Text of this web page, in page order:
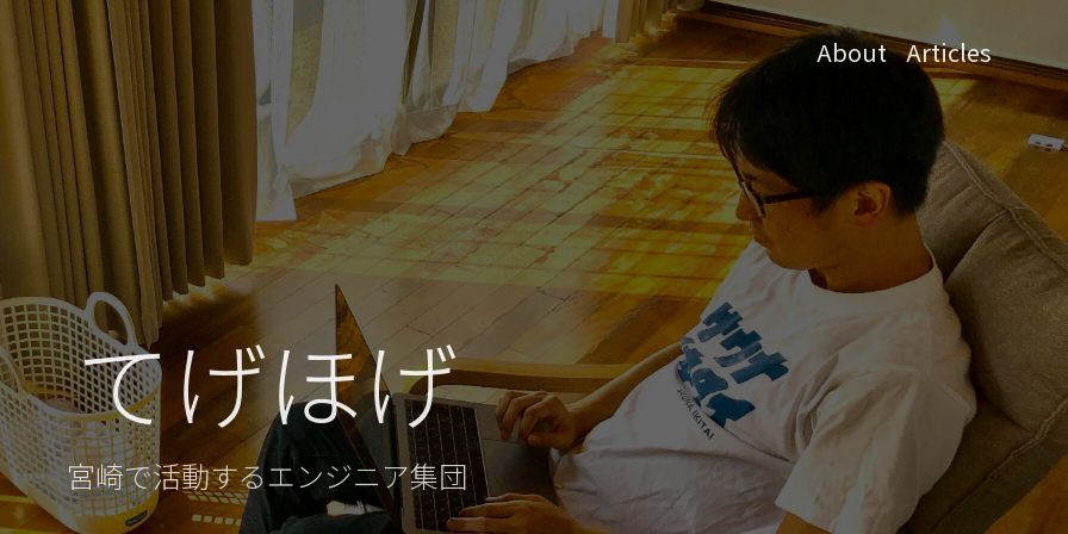
About Articles
てげほげ
宮崎で活動するエンジニア集団